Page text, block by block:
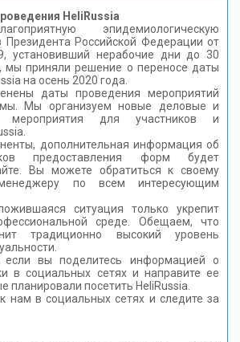
HeliRussia
эпидемиологическую
Президента Российской Федерации от
установивший нерабочие дни до 30
мы приняли решение о переносе даты
на осень 2020 года.
даты проведения мероприятий
Мы организуем новые деловые и
мероприятия для участников и
дополнительная информация об
предоставления форм будет
Вы можете обратиться к своему
по всем интересующим
ситуация только укрепит
среде. Обещаем, что
традиционно высокий уровень
вы поделитесь информацией о
в социальных сетях и направите ее
планировали посетить HeliRussia.
нам в социальных сетях и следите за